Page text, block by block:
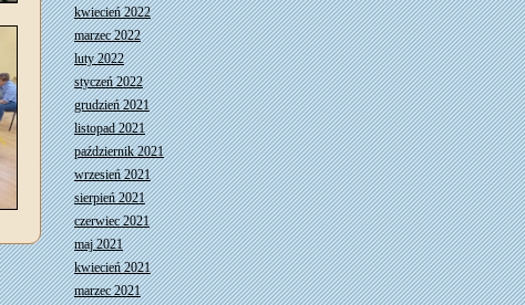
kwiecień 2022
marzec 2022
luty 2022
styczeń 2022
grudzień 2021
listopad 2021
październik 2021
wrzesień 2021
sierpień 2021
czerwiec 2021
maj 2021
kwiecień 2021
marzec 2021